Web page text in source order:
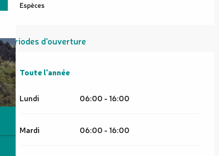
Espèces
Périodes d'ouverture
Toute l'année
Toute l'année
Lundi 06:00 - 16:00
Mardi 06:00 - 16:00